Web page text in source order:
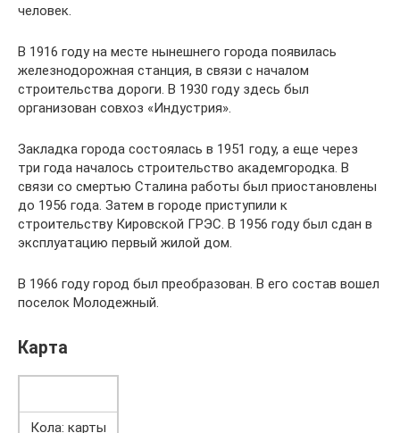
человек.
В 1916 году на месте нынешнего города появилась
железнодорожная станция, в связи с началом
строительства дороги. В 1930 году здесь был
организован совхоз «Индустрия».
Закладка города состоялась в 1951 году, а еще через
три года началось строительство академгородка. В
связи со смертью Сталина работы был приостановлены
до 1956 года. Затем в городе приступили к
строительству Кировской ГРЭС. В 1956 году был сдан в
эксплуатацию первый жилой дом.
В 1966 году город был преобразован. В его состав вошел
поселок Молодежный.
Карта
Кола: карты